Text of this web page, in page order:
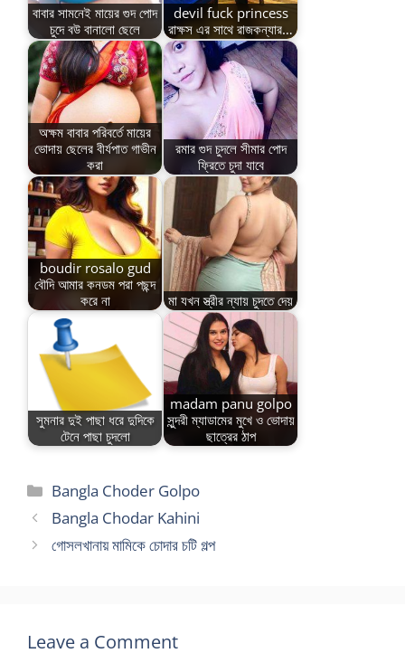
বাবার সামনেই মায়ের গুদ পোদ
চুদে বউ বানালো ছেলে
devil fuck princess
রাক্ষস এর সাথে রাজকন্যার…
অক্ষম বাবার পরিবর্তে মায়ের
ভোদায় ছেলের বীর্যপাত গাভীন
করা
রমার গুদ চুদলে সীমার পোদ
ফ্রিতে চুদা যাবে
boudir rosalo gud
বৌদি আমার কনডম পরা পছন্দ
করে না
মা যখন স্ত্রীর ন্যায় চুদতে দেয়
সুমনার দুই পাছা ধরে দুদিকে
টেনে পাছা চুদলো
madam panu golpo
সুন্দরী ম্যাডামের মুখে ও ভোদায়
ছাত্রের ঠাপ
Categories
Bangla Choder Golpo
Bangla Chodar Kahini
গোসলখানায় মামিকে চোদার চটি গল্প
Leave a Comment